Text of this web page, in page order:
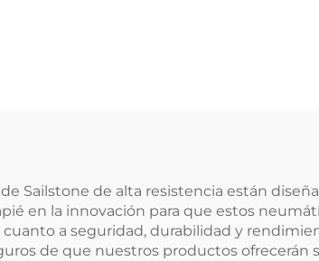
Sailstone de alta resistencia están
en la innovación para que estos
a seguridad, durabilidad y
de que nuestros productos